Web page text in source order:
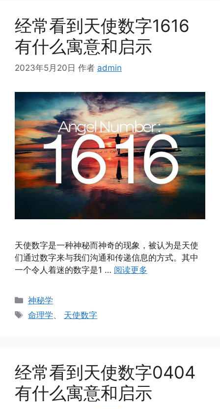
经常看到天使数字1616
有什么寓意和启示
2023年5月20日 作者 admin
天使数字是一种神秘而神奇的现象，被认为是天使
们通过数字来与我们沟通和传递信息的方式。其中
一个令人着迷的数字是1 … 阅读更多
分
类
神秘学
标
命理学、 天使数字
经常看到天使数字0404
有什么寓意和启示